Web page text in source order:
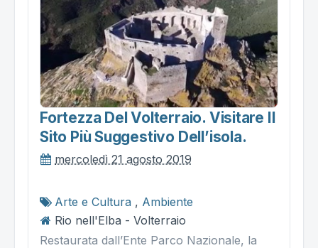
Fortezza Del Volterraio. Visitare Il
Sito Più Suggestivo Dell’isola.
mercoledì 21 agosto 2019
Arte e Cultura , Ambiente
Rio nell'Elba - Volterraio
Restaurata dall’Ente Parco Nazionale, la